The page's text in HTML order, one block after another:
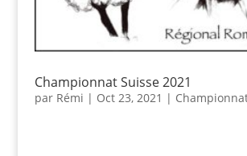
Championnat Suisse 2021
par Rémi | Oct 23, 2021 |